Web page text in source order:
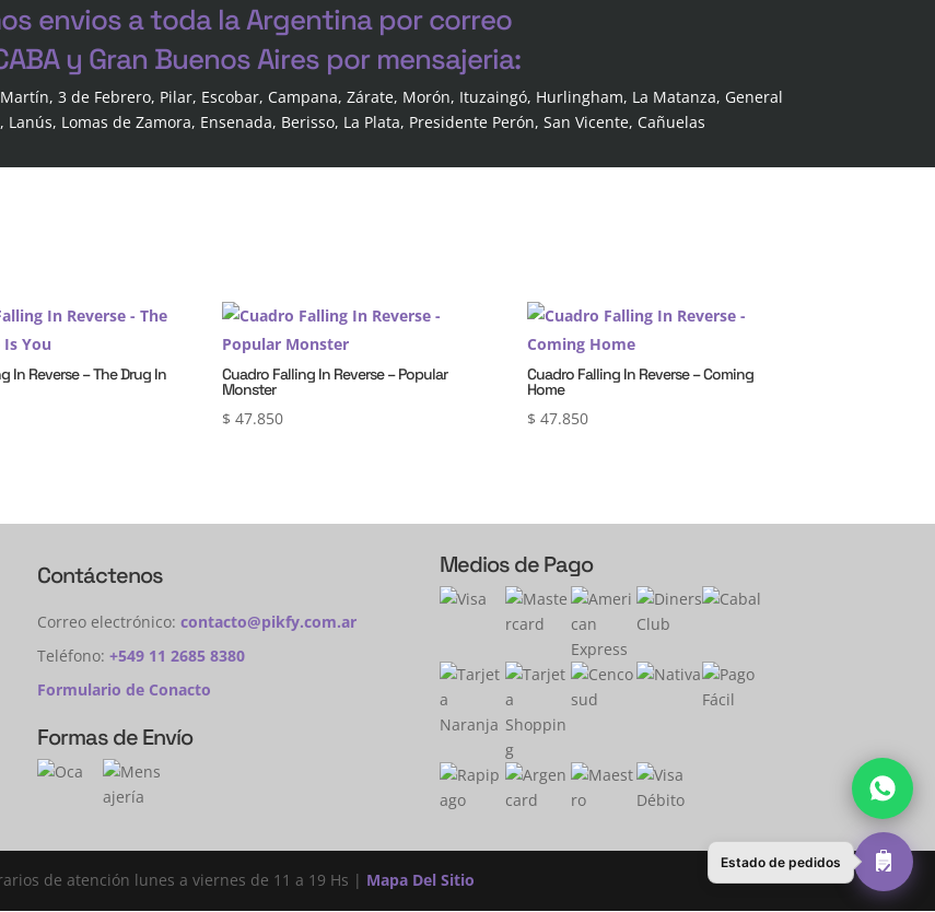
envios a toda la Argentina por correo
y Gran Buenos Aires por mensajeria:
3 de Febrero, Pilar, Escobar, Campana, Zárate, Morón, Ituzaingó, Hurlingham, La Matanza, General
Lomas de Zamora, Ensenada, Berisso, La Plata, Presidente Perón, San Vicente, Cañuelas
In Reverse – The Drug In Cuadro Falling In Reverse – Popular
Monster
$ 47.850
Cuadro Falling In Reverse – Coming
Home
$ 47.850
Contáctenos
Correo electrónico: contacto@pikfy.com.ar
Teléfono: +549 11 2685 8380
Formulario de Conacto
Formas de Envío
Medios de Pago
de atención lunes a viernes de 11 a 19 Hs | Mapa Del Sitio
Estado de pedidos